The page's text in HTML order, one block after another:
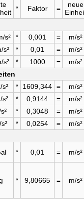
* Faktor =
neue
s² * 0,001 =
m/s²
s² * 0,01 =
m/s²
s² * 1000 =
m/s²
s² * 1609,344 =
m/s²
s² * 0,9144 =
m/s²
* 0,3048 =
m/s²
* 0,0254 =
m/s²
* 0,01 = m/s²
* 9,80665 = m/s²